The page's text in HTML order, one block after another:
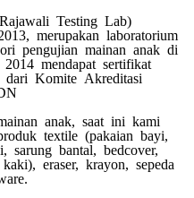
Testing Lab)
merupakan laboratorium
pengujian mainan anak di
mendapat sertifikat
dari Komite Akreditasi
anak, saat ini kami
textile (pakaian bayi,
sarung bantal, bedcover,
eraser, krayon, sepeda